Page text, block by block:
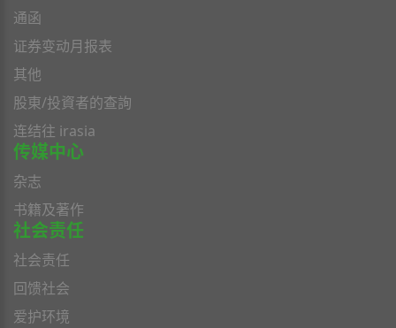
通函
证券变动月报表
其他
股東/投資者的查詢
连结往 irasia
传媒中心
杂志
书籍及著作
社会责任
社会责任
回馈社会
爱护环境